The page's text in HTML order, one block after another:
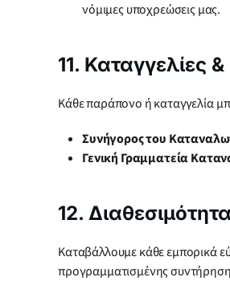
νόμιμες υποχρεώσεις μας.
11. Καταγγελίες
Κάθε παράπονο ή καταγγελία
Συνήγορος του
Γενική Γραμματεία
12.
Καταβάλλουμε κάθε εμπορικά
προγραμματισμένης